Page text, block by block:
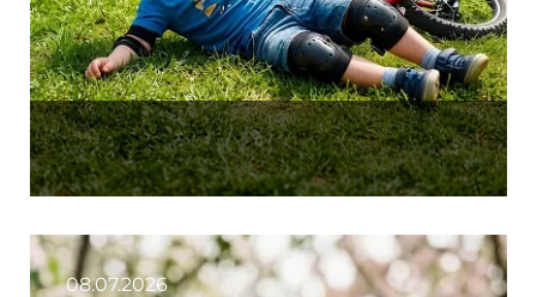
08.07.2026